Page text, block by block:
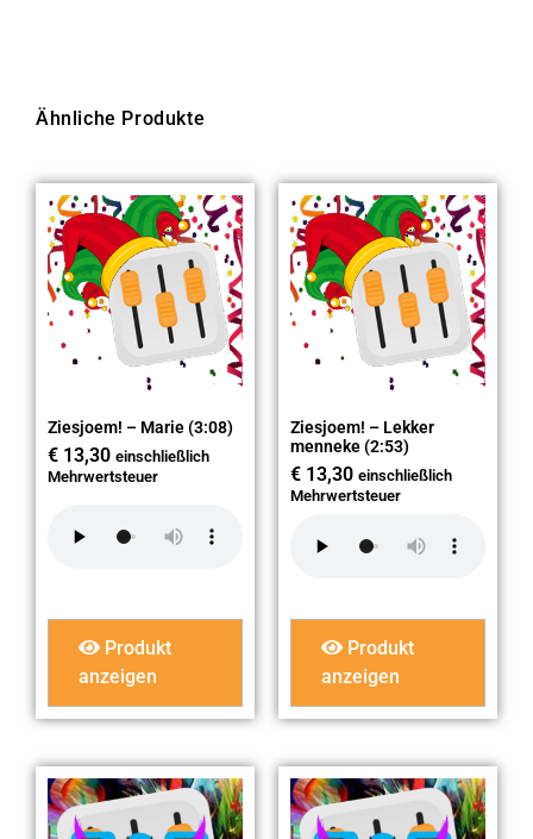
Ähnliche Produkte
Ziesjoem! – Marie (3:08)
€ 13,30 einschließlich
Mehrwertsteuer
Produkt
anzeigen
Ziesjoem! – Lekker
menneke (2:53)
€ 13,30 einschließlich
Mehrwertsteuer
Produkt
anzeigen